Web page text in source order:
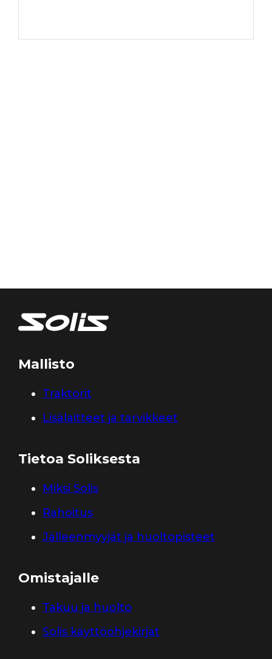
Mallisto
Traktorit
Lisälaitteet ja tarvikkeet
Tietoa Soliksesta
Miksi Solis
Rahoitus
Jälleenmyyjät ja huoltopisteet
Omistajalle
Takuu ja huolto
Solis käyttöohjekirjat